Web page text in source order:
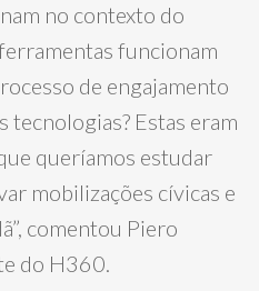
no contexto do
funcionam
de engajamento
tecnologias? Estas eram
queríamos estudar
mobilizações cívicas e
comentou Piero
do H360.